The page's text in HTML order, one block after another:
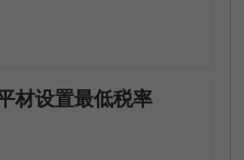
材设置最低税率